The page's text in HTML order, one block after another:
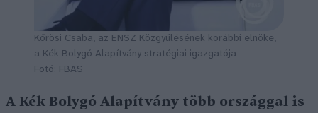
Kőrösi Csaba, az ENSZ Közgyűlésének korábbi elnöke,
a Kék Bolygó Alapítvány stratégiai igazgatója
Fotó: FBAS
A Kék Bolygó Alapítvány több országgal is